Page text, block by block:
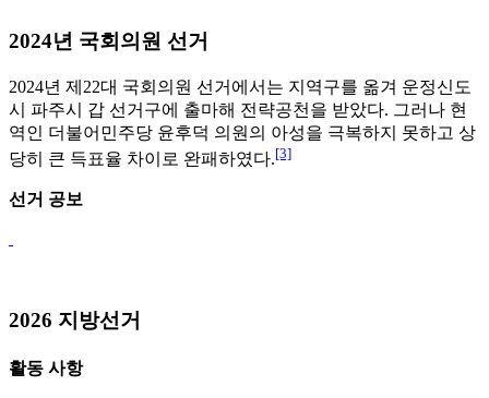
2024년 국회의원 선거
2024년 제22대 국회의원 선거에서는 지역구를 옮겨 운정신도
시 파주시 갑 선거구에 출마해 전략공천을 받았다. 그러나 현
역인 더불어민주당 윤후덕 의원의 아성을 극복하지 못하고 상
당히 큰 득표율 차이로 완패하였다.[3]
선거 공보
2026 지방선거
활동 사항